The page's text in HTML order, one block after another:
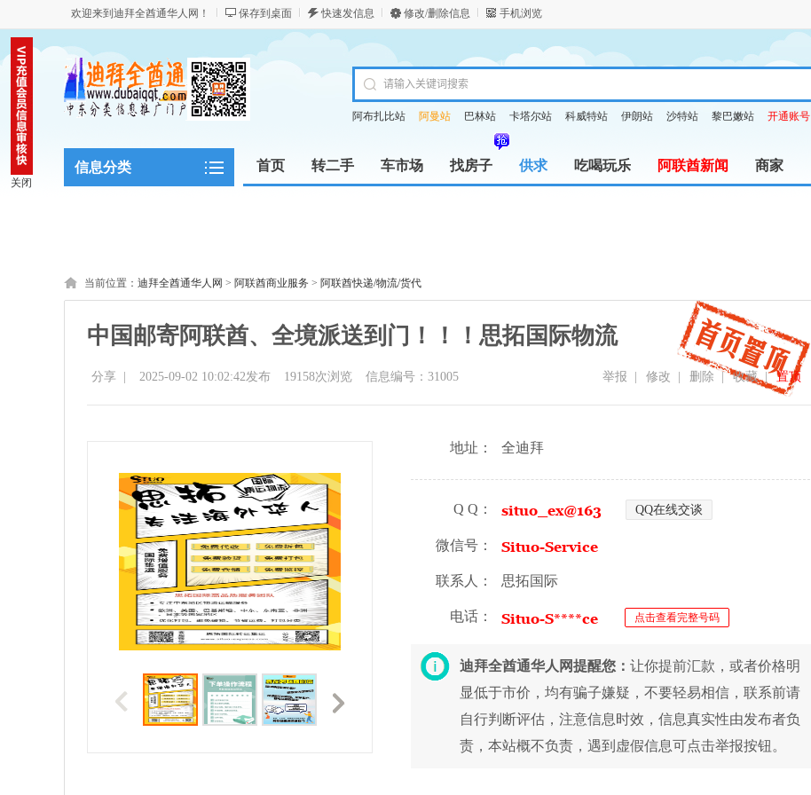
欢迎来到迪拜全酋通华人网！ 保存到桌面 快速发信息 修改/删除信息 手机浏览
阿布扎比站 阿曼站 巴林站 卡塔尔站 科威特站 伊朗站 沙特站 黎巴嫩站 开通账号
信息分类 首页 转二手 车市场 找房子 供求 吃喝玩乐 阿联酋新闻 商家
当前位置： 迪拜全酋通华人网 > 阿联酋商业服务 > 阿联酋快递/物流/货代
中国邮寄阿联酋、全境派送到门！！！思拓国际物流
分享 2025-09-02 10:02:42发布 19158次浏览 信息编号：31005 置顶
收藏|
删除
修改
举报
地址： 全迪拜
Q Q： QQ在线交谈
微信号：
联系人： 思拓国际
电话： 点击查看完整号码
迪拜全酋通华人网提醒您： 让你提前汇款，或者价格明
显低于市价，均有骗子嫌疑，不要轻易相信，联系前请
自行判断评估，注意信息时效，信息真实性由发布者负
责，本站概不负责，遇到虚假信息可点击举报按钮。
关闭